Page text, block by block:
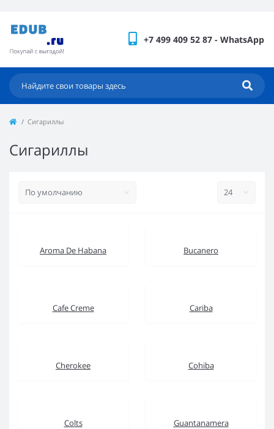
+7 499 409 52 87 - WhatsApp
Сигариллы
Сигариллы
Aroma De Habana Bucanero
Cafe Creme Cariba
Cherokee Cohiba
Colts Guantanamera